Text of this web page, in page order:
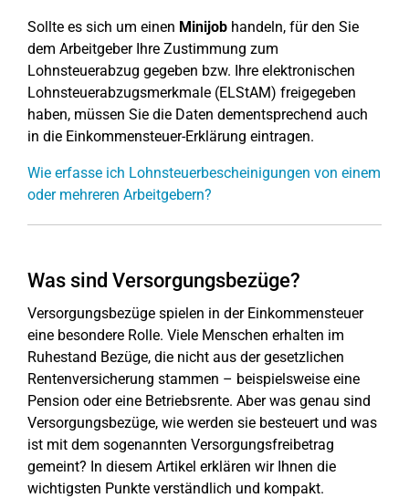
Sollte es sich um einen Minijob handeln, für den Sie
dem Arbeitgeber Ihre Zustimmung zum
Lohnsteuerabzug gegeben bzw. Ihre elektronischen
Lohnsteuerabzugsmerkmale (ELStAM) freigegeben
haben, müssen Sie die Daten dementsprechend auch
in die Einkommensteuer-Erklärung eintragen.
Wie erfasse ich Lohnsteuerbescheinigungen von einem
oder mehreren Arbeitgebern?
Was sind Versorgungsbezüge?
Versorgungsbezüge spielen in der Einkommensteuer
eine besondere Rolle. Viele Menschen erhalten im
Ruhestand Bezüge, die nicht aus der gesetzlichen
Rentenversicherung stammen – beispielsweise eine
Pension oder eine Betriebsrente. Aber was genau sind
Versorgungsbezüge, wie werden sie besteuert und was
ist mit dem sogenannten Versorgungsfreibetrag
gemeint? In diesem Artikel erklären wir Ihnen die
wichtigsten Punkte verständlich und kompakt.